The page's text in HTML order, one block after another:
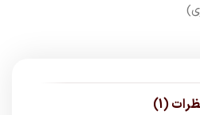
(1)